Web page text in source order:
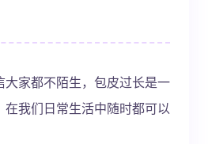
家都不陌生，包皮过长是一
我们日常生活中随时都可以